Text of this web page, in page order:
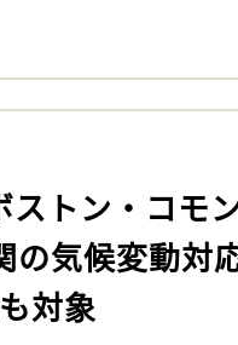
ストン・コモ
の気候変動対
対象